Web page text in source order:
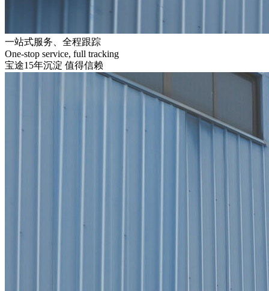
一站式服务、全程跟踪
One-stop service, full tracking
宝途15年沉淀 值得信赖